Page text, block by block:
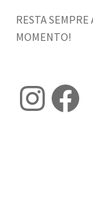
RESTA
MOMENTO!